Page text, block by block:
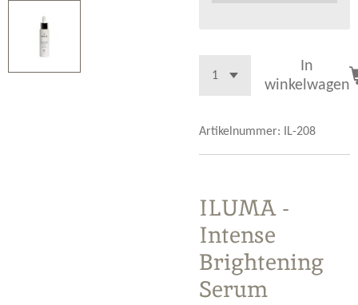
In
winkelwagen
Artikelnummer: IL-208
ILUMA -
Intense
Brightening
Serum